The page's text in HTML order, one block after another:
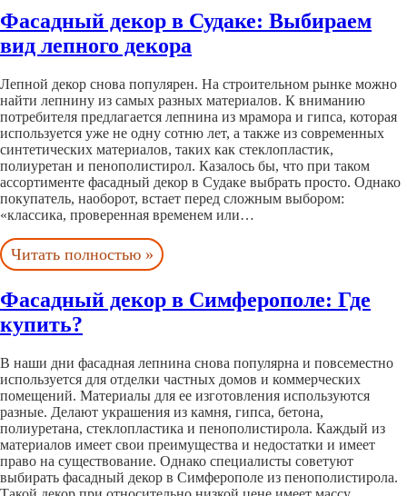
Фасадный декор в Судаке: Выбираем
вид лепного декора
Лепной декор снова популярен. На строительном рынке можно
найти лепнину из самых разных материалов. К вниманию
потребителя предлагается лепнина из мрамора и гипса, которая
используется уже не одну сотню лет, а также из современных
синтетических материалов, таких как стеклопластик,
полиуретан и пенополистирол. Казалось бы, что при таком
ассортименте фасадный декор в Судаке выбрать просто. Однако
покупатель, наоборот, встает перед сложным выбором:
«классика, проверенная временем или…
Читать полностью »
Фасадный декор в Симферополе: Где
купить?
В наши дни фасадная лепнина снова популярна и повсеместно
используется для отделки частных домов и коммерческих
помещений. Материалы для ее изготовления используются
разные. Делают украшения из камня, гипса, бетона,
полиуретана, стеклопластика и пенополистирола. Каждый из
материалов имеет свои преимущества и недостатки и имеет
право на существование. Однако специалисты советуют
выбирать фасадный декор в Симферополе из пенополистирола.